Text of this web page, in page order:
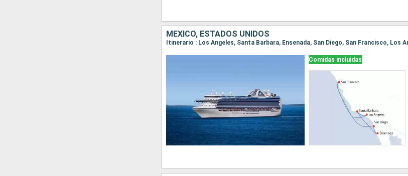
MÉXICO, ESTADOS UNIDOS
Itinerario : Los Angeles, Santa Barbara, Ensenada, San Diego, San Francisco, Los
Comidas incluidas